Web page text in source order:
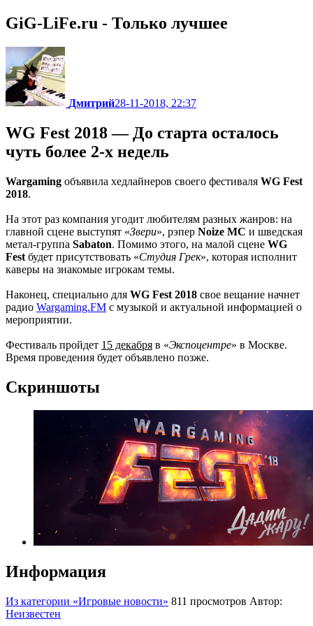
GiG-LiFe.ru - Только лучшее
Дмитрий28-11-2018, 22:37
WG Fest 2018 — До старта осталось
чуть более 2-х недель
Wargaming объявила хедлайнеров своего фестиваля WG Fest
2018.
На этот раз компания угодит любителям разных жанров: на
главной сцене выступят «Звери», рэпер Noize MC и шведская
метал-группа Sabaton. Помимо этого, на малой сцене WG
Fest будет присутствовать «Студия Грек», которая исполнит
каверы на знакомые игрокам темы.
Наконец, специально для WG Fest 2018 свое вещание начнет
радио Wargaming.FM с музыкой и актуальной информацией о
мероприятии.
Фестиваль пройдет 15 декабря в «Экспоцентре» в Москве.
Время проведения будет объявлено позже.
Скриншоты
Информация
Из категории «Игровые новости» 811 просмотров Автор:
Неизвестен